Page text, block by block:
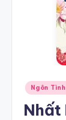
Posted
in
Ngôn Tình
Nhất